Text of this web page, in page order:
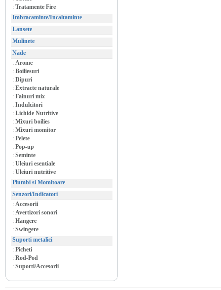
: Tratamente Fire
Imbracaminte/Incaltaminte
Lansete
Mulinete
Nade
: Arome
: Boiliesuri
: Dipuri
: Extracte naturale
: Fainuri mix
: Indulcitori
: Lichide Nutritive
: Mixuri boilies
: Mixuri momitor
: Pelete
: Pop-up
: Seminte
: Uleiuri esentiale
: Uleiuri nutritive
Plumbi si Momitoare
Senzori/Indicatori
: Accesorii
: Avertizori sonori
: Hangere
: Swingere
Suporti metalici
: Picheti
: Rod-Pod
: Suporti/Accesorii